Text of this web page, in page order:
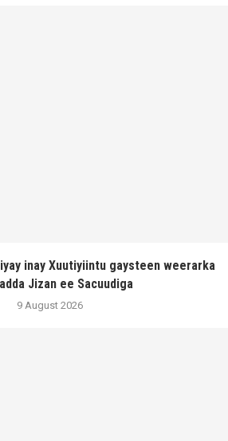
inay Xuutiyiintu gaysteen weerarka
Jizan ee Sacuudiga
9 August 2026